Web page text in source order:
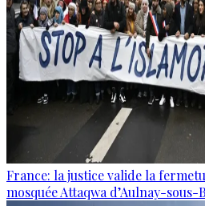
France: la justice valide la
mosquée Attaqwa d’Aulnay-sous-